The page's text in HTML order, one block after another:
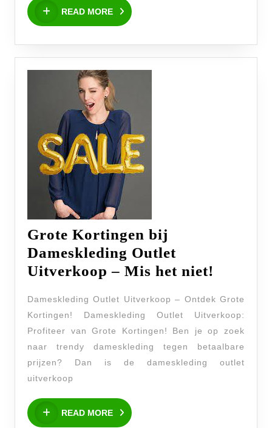
READ MORE
READ
MORE
Grote Kortingen bij
Dameskleding Outlet
Uitverkoop – Mis het niet!
bij
Outlet
Dameskleding Outlet Uitverkoop – Ontdek Grote
Kortingen! Dameskleding Outlet Uitverkoop:
Profiteer van Grote Kortingen! Ben je op zoek
naar trendy dameskleding tegen betaalbare
prijzen? Dan is de dameskleding outlet
uitverkoop
READ MORE
READ
MORE